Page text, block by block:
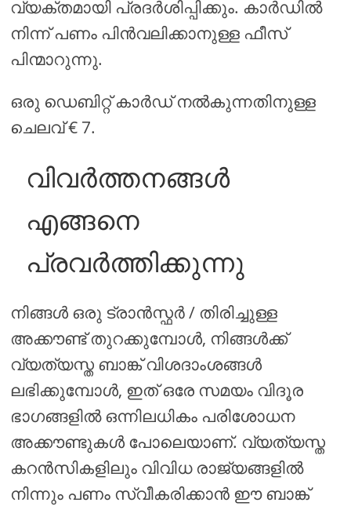
വ്യക്തമായി പ്രദർശിപ്പിക്കും. കാർഡിൽ
നിന്ന് പണം പിൻവലിക്കാനുള്ള ഫീസ്
പിന്മാറുന്നു.
ഒരു ഡെബിറ്റ് കാർഡ് നൽകുന്നതിനുള്ള
ചെലവ് € 7.
വിവർത്തനങ്ങൾ
എങ്ങനെ
പ്രവർത്തിക്കുന്നു
നിങ്ങൾ ഒരു ട്രാൻസ്ഫർ / തിരിച്ചുള്ള
അക്കൗണ്ട് തുറക്കുമ്പോൾ, നിങ്ങൾക്ക്
വ്യത്യസ്ത ബാങ്ക് വിശദാംശങ്ങൾ
ലഭിക്കുമ്പോൾ, ഇത് ഒരേ സമയം വിദൂര
ഭാഗങ്ങളിൽ ഒന്നിലധികം പരിശോധന
അക്കൗണ്ടുകൾ പോലെയാണ്. വ്യത്യസ്ത
കറൻസികളിലും വിവിധ രാജ്യങ്ങളിൽ
നിന്നും പണം സ്വീകരിക്കാൻ ഈ ബാങ്ക്